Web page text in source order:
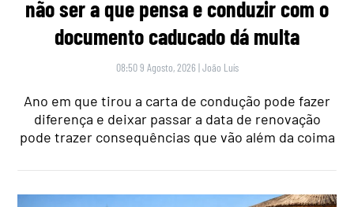
não ser a que pensa e conduzir com o
documento caducado dá multa
08:50 9 Agosto, 2026 |João Luís
Ano em que tirou a carta de condução pode fazer
diferença e deixar passar a data de renovação
pode trazer consequências que vão além da coima